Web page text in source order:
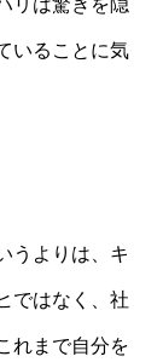
いることに気
うよりは、キ
ではなく、社
れまで自分を